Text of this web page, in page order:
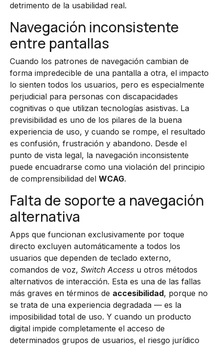
detrimento de la usabilidad real.
Navegación inconsistente
entre pantallas
Cuando los patrones de navegación cambian de
forma impredecible de una pantalla a otra, el impacto
lo sienten todos los usuarios, pero es especialmente
perjudicial para personas con discapacidades
cognitivas o que utilizan tecnologías asistivas. La
previsibilidad es uno de los pilares de la buena
experiencia de uso, y cuando se rompe, el resultado
es confusión, frustración y abandono. Desde el
punto de vista legal, la navegación inconsistente
puede encuadrarse como una violación del principio
de comprensibilidad del WCAG.
Falta de soporte a navegación
alternativa
Apps que funcionan exclusivamente por toque
directo excluyen automáticamente a todos los
usuarios que dependen de teclado externo,
comandos de voz, Switch Access u otros métodos
alternativos de interacción. Esta es una de las fallas
más graves en términos de accesibilidad, porque no
se trata de una experiencia degradada — es la
imposibilidad total de uso. Y cuando un producto
digital impide completamente el acceso de
determinados grupos de usuarios, el riesgo jurídico